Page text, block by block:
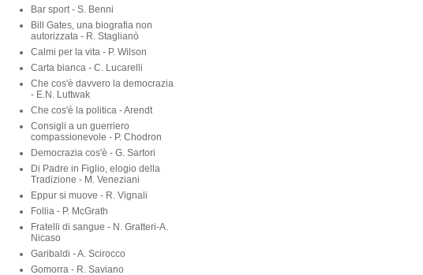
Bar sport - S. Benni
Bill Gates, una biografia non
autorizzata - R. Staglianò
Calmi per la vita - P. Wilson
Carta bianca - C. Lucarelli
Che cos'è davvero la democrazia
- E.N. Luttwak
Che cos'è la politica - Arendt
Consigli a un guerriero
compassionevole - P. Chodron
Democrazia cos'è - G. Sartori
Di Padre in Figlio, elogio della
Tradizione - M. Veneziani
Eppur si muove - R. Vignali
Follia - P. McGrath
Fratelli di sangue - N. Gratteri-A.
Nicaso
Garibaldi - A. Scirocco
Gomorra - R. Saviano